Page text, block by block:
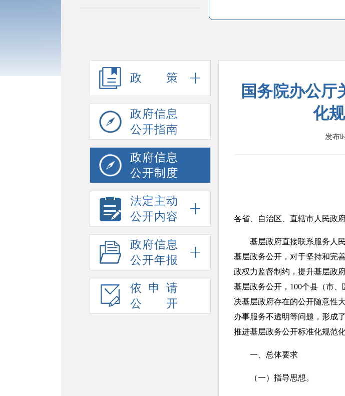
政策
政府信息
公开指南
政府信息
公开制度
法定主动
公开内容
政府信息
公开年报
依申请
公开
国务院办公厅
化
发布
各省、自治区、直辖市人民政
基层政府直接联系服务人民
基层政务公开，对于坚持和完
政权力监督制约，提升基层政
基层政务公开，100个县（市
决基层政府存在的公开随意性
办事服务不透明等问题，形成
推进基层政务公开标准化规范
一、总体要求
（一）指导思想。